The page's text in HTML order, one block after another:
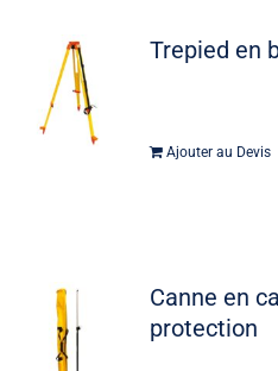
Trepied en
Ajouter au Devis
Canne en
protection